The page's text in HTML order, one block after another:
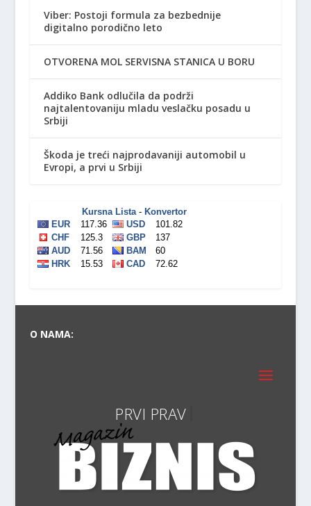
Viber: Postoji formula za bezbednije
digitalno porodično leto
OTVORENA MOL SERVISNA STANICA U BORU
Addiko Bank odlučila da podrži
najtalentovaniju mladu veslačku posadu u
Srbiji
Škoda je treći najprodavaniji automobil u
Evropi, a prvi u Srbiji
O NAMA:
PRVI PRAVI P